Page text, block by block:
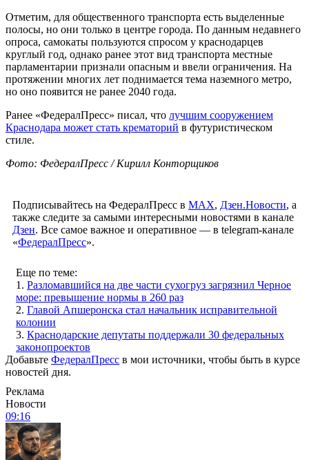
Отметим, для общественного транспорта есть выделенные
полосы, но они только в центре города. По данным недавнего
опроса, самокаты пользуются спросом у краснодарцев
круглый год, однако ранее этот вид транспорта местные
парламентарии признали опасным и ввели ограничения. На
протяжении многих лет поднимается тема наземного метро,
но оно появится не ранее 2040 года.
Ранее «ФедералПресс» писал, что лучшим сооружением
Краснодара может стать крематорий в футуристическом
стиле.
Фото: ФедералПресс / Кирилл Конторщиков
Подписывайтесь на ФедералПресс в МАХ, Дзен.Новости, а
также следите за самыми интересными новостями в канале
Дзен. Все самое важное и оперативное — в telegram-канале
«ФедералПресс».
Еще по теме:
1. Разломавшийся на две части сухогруз загрязнил Черное
море: превышение нормы в 260 раз
2. Главой Апшеронска стал начальник исправительной
колонии
3. Краснодарские депутаты поддержали 30 федеральных
законопроектов
Добавьте ФедералПресс в мои источники, чтобы быть в курсе
новостей дня.
Реклама
Новости
09:16